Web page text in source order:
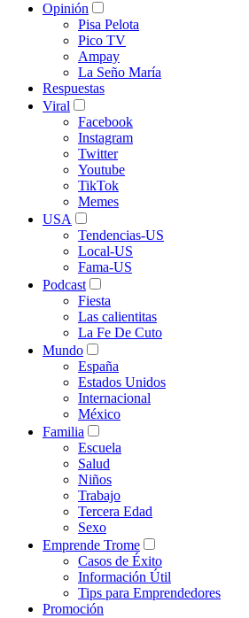
Opinión
Pisa Pelota
Pico TV
Ampay
La Seño María
Respuestas
Viral
Facebook
Instagram
Twitter
Youtube
TikTok
Memes
USA
Tendencias-US
Local-US
Fama-US
Podcast
Fiesta
Las calientitas
La Fe De Cuto
Mundo
España
Estados Unidos
Internacional
México
Familia
Escuela
Salud
Niños
Trabajo
Tercera Edad
Sexo
Emprende Trome
Casos de Éxito
Información Útil
Tips para Emprendedores
Promoción